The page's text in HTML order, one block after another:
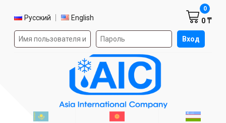
Выбор языка
Русский English
Форма авторизации на сайте Вход
0 ₸
0
Казахстан г. АлматыКиргизия г. Бишкек